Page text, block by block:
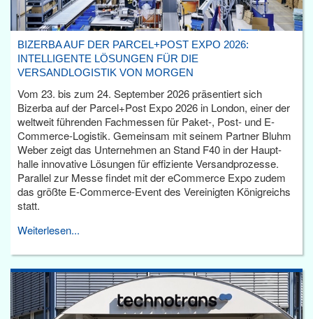
BIZERBA AUF DER PARCEL+POST EXPO 2026:
INTELLIGENTE LÖSUNGEN FÜR DIE
VERSANDLOGISTIK VON MORGEN
Vom 23. bis zum 24. September 2026 präsentiert sich
Bizerba auf der Parcel+Post Expo 2026 in London, einer der
weltweit führenden Fachmessen für Paket-, Post- und E-
Commerce-Logistik. Gemeinsam mit seinem Partner Bluhm
Weber zeigt das Unternehmen an Stand F40 in der Haupt­
halle innovative Lösungen für effiziente Versandprozesse.
Parallel zur Messe findet mit der eCommerce Expo zudem
das größte E-Commerce-Event des Vereinigten Königreichs
statt.
Weiterlesen...